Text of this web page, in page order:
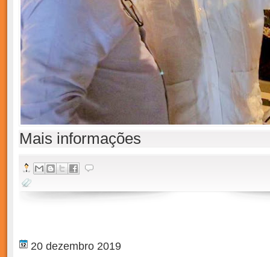
Mais informações
20 dezembro 2019